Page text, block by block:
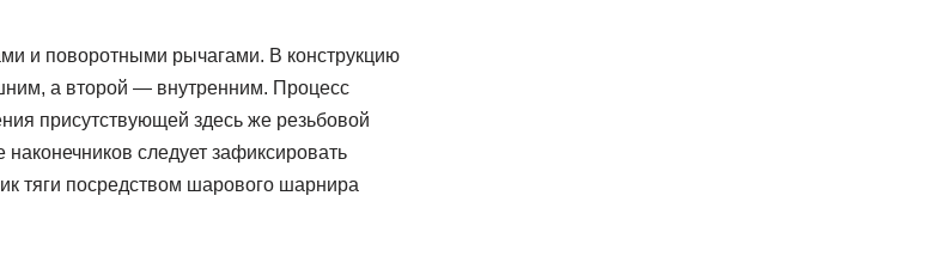
и поворотными рычагами. В конструкцию
а второй — внутренним. Процесс
присутствующей здесь же резьбовой
следует зафиксировать
тяги посредством шарового шарнира